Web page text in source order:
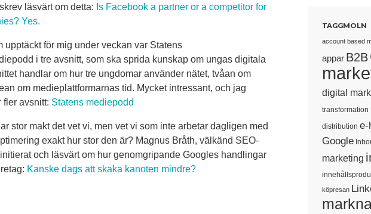
läsvärt om detta: Is Facebook a partner or a competitor for
Yes.
upptäckt för mig under veckan var Statens
i tre avsnitt, som ska sprida kunskap om ungas digitala
handlar om hur tre ungdomar använder nätet, tvåan om
om medieplattformarnas tid. Mycket intressant, och jag
fler avsnitt: Statens mediepodd
stor makt det vet vi, men vet vi som inte arbetar dagligen med
exakt hur stor den är? Magnus Bråth, välkänd SEO-
och läsvärt om hur genomgripande Googles handlingar
Kanske dags att skaka kanoten mindre?
TAGGMOLN
account based
appar B2B
digital
transformation
distribution e-
Google
marketing
köpresan